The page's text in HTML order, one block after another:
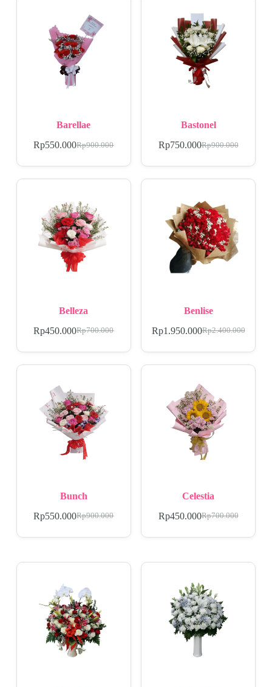
Barellae
Rp900.000
Rp550.000
Bastonel
Rp900.000
Rp750.000
Belleza
Rp700.000
Rp450.000
Benlise
Rp2.400.000
Rp1.950.000
Bunch
Rp900.000
Rp550.000
Celestia
Rp700.000
Rp450.000